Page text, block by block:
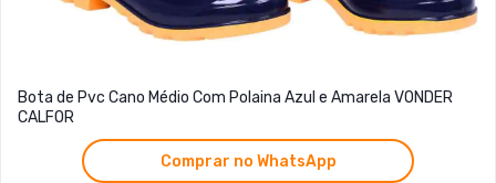
Bota de Pvc Cano Médio Com Polaina Azul e Amarela VONDER
CALFOR
Comprar no WhatsApp